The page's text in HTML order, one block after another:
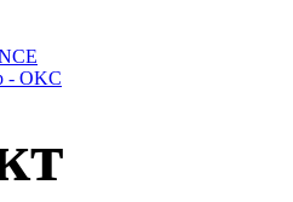
- OKC